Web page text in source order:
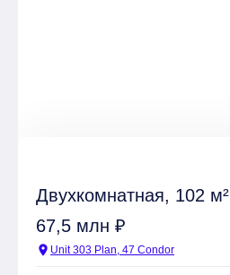
Двухкомнатная, 102 м²
67,5 млн ₽
location_on Unit 303 Plan, 47 Condor